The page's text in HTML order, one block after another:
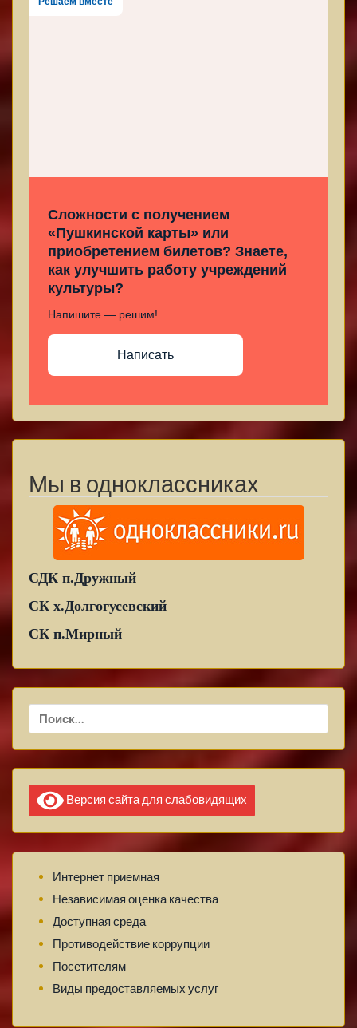
Сложности с получением
«Пушкинской карты» или
приобретением билетов? Знаете,
как улучшить работу учреждений
культуры?
Напишите — решим!
Написать
Мы в одноклассниках
СДК п.Дружный
СК х.Долгогусевский
СК п.Мирный
Найти:
Версия сайта для слабовидящих
Интернет приемная
Независимая оценка качества
Доступная среда
Противодействие коррупции
Посетителям
Виды предоставляемых услуг